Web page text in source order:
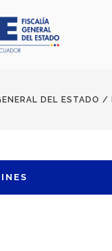
DEL ESTADO /